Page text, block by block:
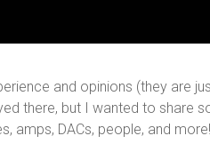
and opinions (they are
there, but I wanted to share
amps, DACs, people, and more!